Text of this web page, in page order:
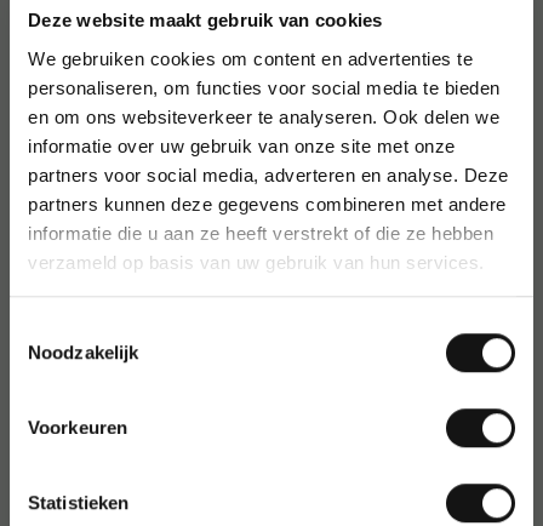
Deze website maakt gebruik van cookies
We gebruiken cookies om content en advertenties te
personaliseren, om functies voor social media te bieden
en om ons websiteverkeer te analyseren. Ook delen we
informatie over uw gebruik van onze site met onze
partners voor social media, adverteren en analyse. Deze
partners kunnen deze gegevens combineren met andere
informatie die u aan ze heeft verstrekt of die ze hebben
verzameld op basis van uw gebruik van hun services.
Noodzakelijk
Voorkeuren
Statistieken
Geschikt voor diverse ondergronden zoals doek,
papier en karton
Handig etui voor eenvoudig meenemen en opbergen
Gebruik en gebruikers
Deze acrylverfset is uitermate geschikt voor kunstenaars,
hobbyisten en studenten die willen experimenteren met kleur
op verschillende oppervlakken.
Amsterdam is een toonaangevend merk in acrylverf, bekend
om de combinatie van hoge kwaliteit en een breed
Artikelnummer